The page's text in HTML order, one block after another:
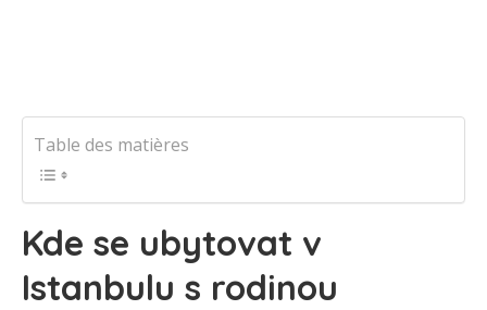
Table des matières
Kde se ubytovat v
Istanbulu s rodinou